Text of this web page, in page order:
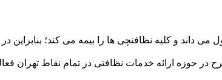
و کلیه نظافتچی ها را بیمه می کند؛ بنابراین
ارائه خدمات نظافتی در تمام نقاط تهران